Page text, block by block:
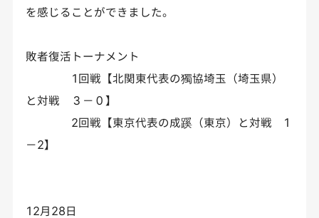
を感じることができました。
敗者復活トーナメント
1回戦【北関東代表の獨協埼玉（埼玉県）
と対戦 ３－０】
2回戦【東京代表の成蹊（東京）と対戦 1
－2】
12月28日